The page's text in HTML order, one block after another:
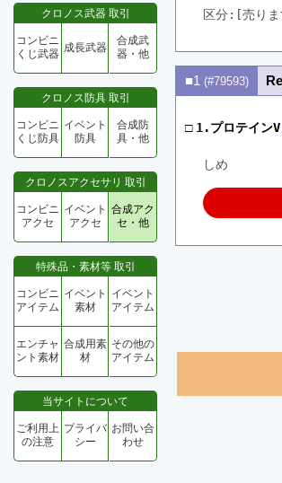
クロノス武器 取引
コンビニ
くじ武器 成長武器
合成武
器・他
クロノス防具 取引
コンビニ
くじ防具
イベント
防具
合成防
具・他
クロノスアクセサリ 取引
コンビニ
アクセ
イベント
アクセ
合成アク
セ・他
特殊品・素材等 取引
コンビニ
アイテム
イベント
素材
イベント
アイテム
エンチャ
ント素材
合成用素
材
その他の
アイテム
当サイトについて
ご利用上
の注意
プライバ
シー
お問い合
わせ
区分:[売り
■1 (#79593)
□ 1.プロテインV
しめ